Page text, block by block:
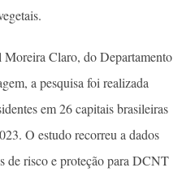
Moreira Claro, do Departamento
a pesquisa foi realizada
em 26 capitais brasileiras
O estudo recorreu a dados
de risco e proteção para DCNT